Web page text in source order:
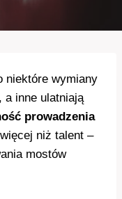
niektóre wymiany
a inne ulatniają
prowadzenia
niż talent –
mostów